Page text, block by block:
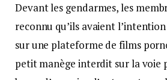
Devant les gendarmes, les
reconnu qu’ils avaient
sur une plateforme de films
petit manège interdit sur la voie